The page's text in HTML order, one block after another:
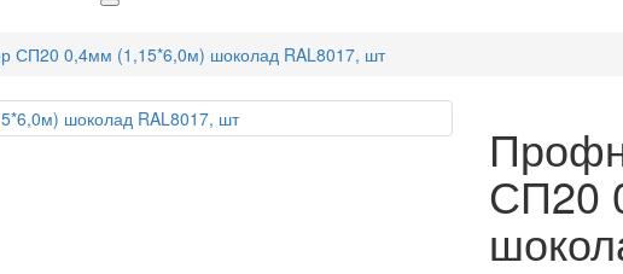
СП20 0,4мм (1,15*6,0м) шоколад RAL8017, шт
СП20